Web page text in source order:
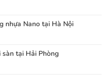
nhựa Nano tại Hà Nội
tại Hải Phòng